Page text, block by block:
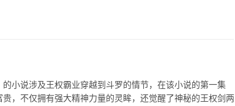
小说涉及王权霸业穿越到斗罗的情节，在该小说的第一集
，不仅拥有强大精神力量的灵眸，还觉醒了神秘的王权剑两